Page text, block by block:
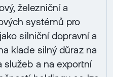
železniční a
systémů pro
silniční dopravní a
klade silný důraz na
služeb a na exportní